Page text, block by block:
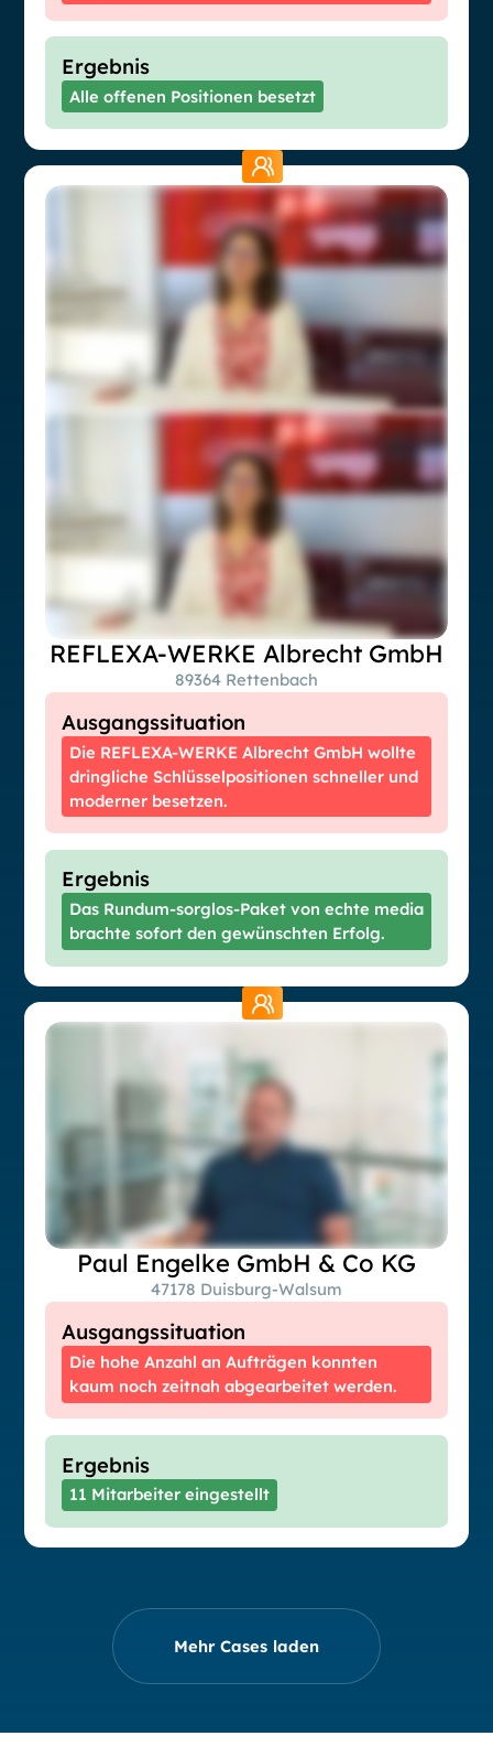
Ergebnis
Alle offenen Positionen besetzt
Ausgangssituation
Die REFLEXA-WERKE Albrecht GmbH wollte
dringliche Schlüsselpositionen schneller und
moderner besetzen.
Ergebnis
Das Rundum-sorglos-Paket von echte media
brachte sofort den gewünschten Erfolg.
REFLEXA-WERKE Albrecht GmbH
89364 Rettenbach
Ausgangssituation
Die hohe Anzahl an Aufträgen konnten
kaum noch zeitnah abgearbeitet werden.
Ergebnis
11 Mitarbeiter eingestellt
Paul Engelke GmbH & Co KG
47178 Duisburg-Walsum
Mehr Cases laden